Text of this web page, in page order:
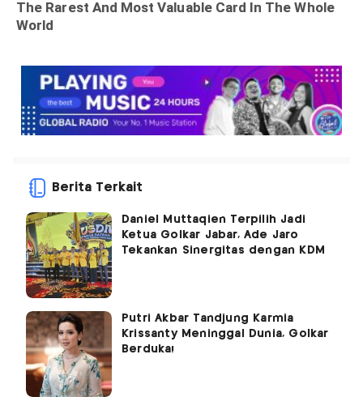
Berita Terkait
Daniel Muttaqien Terpilih Jadi
Ketua Golkar Jabar, Ade Jaro
Tekankan Sinergitas dengan KDM
Putri Akbar Tandjung Karmia
Krissanty Meninggal Dunia, Golkar
Berduka!